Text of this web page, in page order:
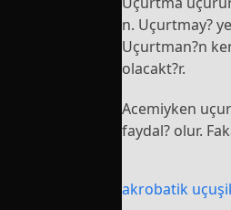
n. Uçurtmay?
Uçurtman?n
olacakt?r.
Acemiyken
faydal? olur.
akrobatik uçuş